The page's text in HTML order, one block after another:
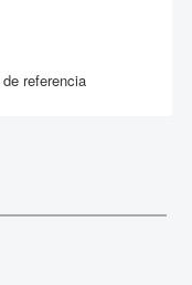
referencia